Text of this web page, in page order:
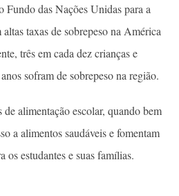
Fundo das Nações Unidas para a
taxas de sobrepeso na América
três em cada dez crianças e
sofram de sobrepeso na região.
alimentação escolar, quando bem
a alimentos saudáveis e fomentam
os estudantes e suas famílias.